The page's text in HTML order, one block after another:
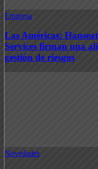
Empresa
Las Américas:
Services firman una
gestión de riesgos
Novedades